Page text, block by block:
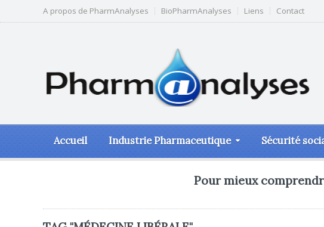
A propos de PharmAnalyses BioPharmAnalyses Liens Contact
Accueil Industrie Pharmaceutique Sécurité
Pour mieux